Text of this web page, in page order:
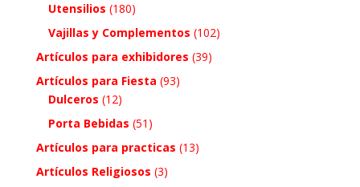
Utensilios (180)
Vajillas y Complementos (102)
Artículos para exhibidores (39)
Artículos para Fiesta (93)
Dulceros (12)
Porta Bebidas (51)
Artículos para practicas (13)
Artículos Religiosos (3)